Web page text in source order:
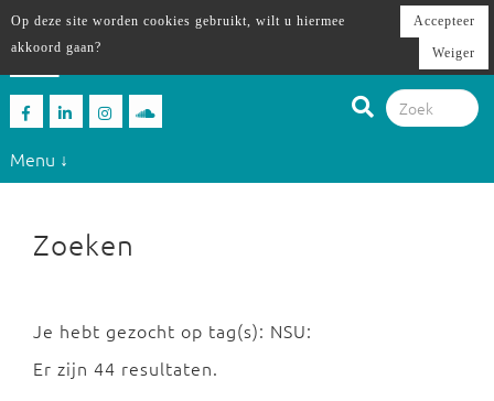
Menu ↓
Zoeken
Je hebt gezocht op tag(s): NSU:
Er zijn 44 resultaten.
Op deze site worden cookies gebruikt, wilt u hiermee
akkoord gaan?
Accepteer
Weiger